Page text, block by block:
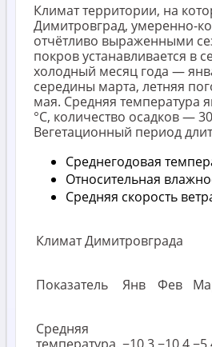
Климат территории, на
Димитровград, умеренно-
отчётливо выраженными
покров устанавливается в
холодный месяц года —
середины марта, летняя
мая. Средняя температура
°С, количество осадков —
Вегетационный период
Среднегодовая
Относительная
Средняя скорость
Климат Димитровграда
Показатель Янв Фев
Средняя